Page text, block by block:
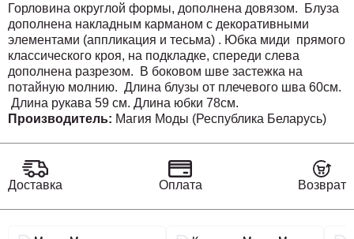
Горловина округлой формы, дополнена довязом. Блуза
дополнена накладным карманом с декоративными
элементами (аппликация и тесьма) . Юбка миди прямого
классического кроя, на подкладке, спереди слева
дополнена разрезом. В боковом шве застежка на
потайную молнию. Длина блузы от плечевого шва 60см.
Длина рукава 59 см. Длина юбки 78см.
Производитель: Магия Моды (Республика Беларусь)
Доставка Оплата Возврат
Связанные разделы каталога